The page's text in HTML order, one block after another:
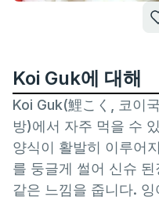
Koi Guk에 대해
Koi Guk(鯉こく, 코이
방)에서 자주 먹을 수
양식이 활발히 이루어
를 둥글게 썰어 신슈
같은 느낌을 줍니다.